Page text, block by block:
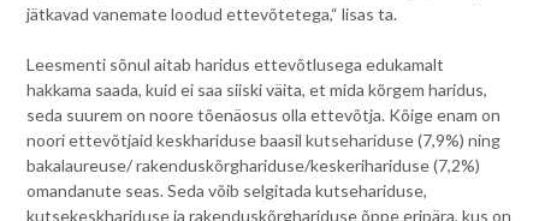
jätkavad vanemate loodud ettevõtetega,“ lisas ta.
Leesmenti sõnul aitab haridus ettevõtlusega edukamalt
hakkama saada, kuid ei saa siiski väita, et mida kõrgem haridus,
seda suurem on noore tõenäosus olla ettevõtja. Kõige enam on
noori ettevõtjaid keskhariduse baasil kutsehariduse (7,9%) ning
bakalaureuse/ rakenduskõrghariduse/keskerihariduse (7,2%)
omandanute seas. Seda võib selgitada kutsehariduse,
kutsekeskhariduse ja rakenduskõrghariduse õppe eripära, kus on